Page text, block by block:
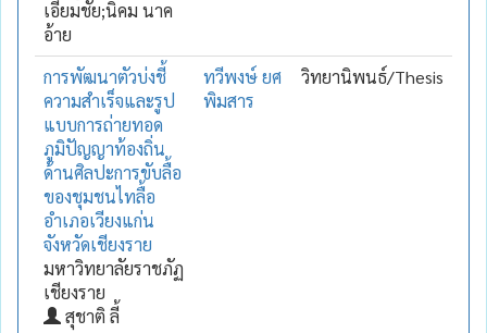
เอี่ยมชัย;นิคม นาค
อ้าย
การพัฒนาตัวบ่งชี้
ความสำเร็จและรูป
แบบการถ่ายทอด
ภูมิปัญญาท้องถิ่น
ด้านศิลปะการขับลื้อ
ของชุมชนไทลื้อ
อำเภอเวียงแก่น
จังหวัดเชียงราย
มหาวิทยาลัยราชภัฏ
เชียงราย
สุชาติ ลี้
ทวีพงษ์ ยศ
พิมสาร
วิทยานิพนธ์/Thesis